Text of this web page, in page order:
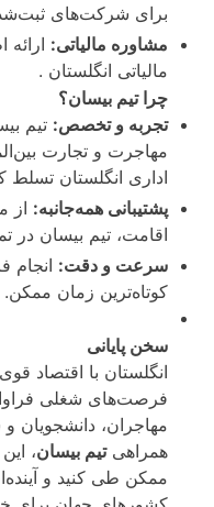
برای شرکت‌های
مشاوره مالیاتی: ارائه
مالیاتی انگلستان .
چرا تیم بیسان؟
تجربه و تخصص: تیم
مهاجرت و تجارت
اداری انگلستان تسلط
پشتیبانی همه‌جانبه: از
اقامت، تیم بیسان
سرعت و دقت: انجام
کوتاه‌ترین زمان ممکن.
سخن پایانی
انگلستان با اقتصاد
فرصت‌های شغلی
مهاجران، دانشجویان
همراهیتیم بیسان،
ممکن طی کنید و